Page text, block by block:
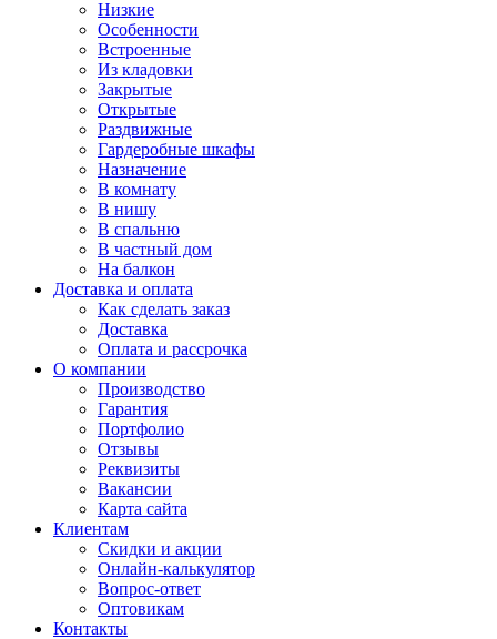
Низкие
Особенности
Встроенные
Из кладовки
Закрытые
Открытые
Раздвижные
Гардеробные шкафы
Назначение
В комнату
В нишу
В спальню
В частный дом
На балкон
Доставка и оплата
Как сделать заказ
Доставка
Оплата и рассрочка
О компании
Производство
Гарантия
Портфолио
Отзывы
Реквизиты
Вакансии
Карта сайта
Клиентам
Скидки и акции
Онлайн-калькулятор
Вопрос-ответ
Оптовикам
Контакты